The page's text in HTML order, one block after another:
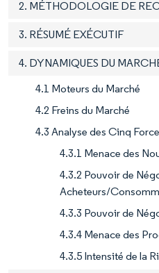
2. MÉTHODOLOGIE DE
3. RÉSUMÉ EXÉCUTIF
4. DYNAMIQUES DU
4.1 Moteurs du Marché
4.2 Freins du Marché
4.3 Analyse des Cinq
4.3.1 Menace des
4.3.2 Pouvoir de
Acheteurs/
4.3.3 Pouvoir de
4.3.4 Menace des
4.3.5 Intensité de la